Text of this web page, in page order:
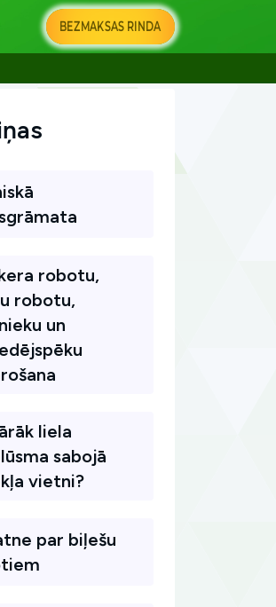
BEZMAKSAS RINDA
robotu,
robotu,
un
liela
sabojā
vietni?
par biļešu